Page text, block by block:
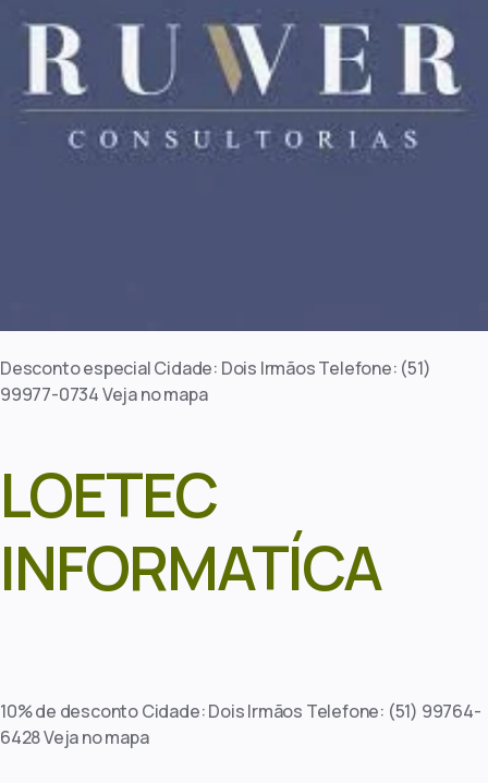
Desconto especial Cidade: Dois Irmãos Telefone: (51)
99977-0734 Veja no mapa
LOETEC
INFORMATÍCA
10% de desconto Cidade: Dois Irmãos Telefone: (51) 99764-
6428 Veja no mapa